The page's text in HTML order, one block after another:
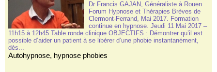
Dr Francis GAJAN, Généraliste à Rouen
Forum Hypnose et Thérapies Brèves de
Clermont-Ferrand, Mai 2017. Formation
continue en hypnose. Jeudi 11 Mai 2017 –
11h15 à 12h45 Table ronde clinique OBJECTIFS : Démontrer qu’il est
possible d’aider un patient à se libérer d’une phobie instantanément,
dès...
Autohypnose, hypnose phobies